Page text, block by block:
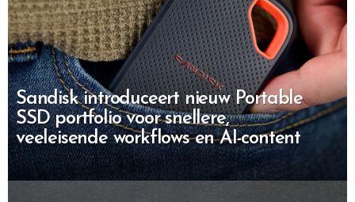
Sandisk introduceert nieuw Portable
SSD portfolio voor snellere,
veeleisende workflows en AI-content